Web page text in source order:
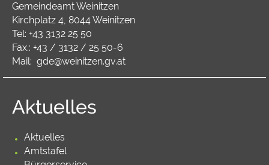
Gemeindeamt Weinitzen
Kirchplatz 4, 8044 Weinitzen
Tel: +43 3132 25 50
Fax.: +43 / 3132 / 25 50-6
Mail: gde@weinitzen.gv.at
Aktuelles
Aktuelles
Amtstafel